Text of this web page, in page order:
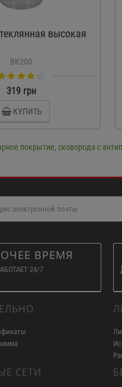
высокая
ВК200
319 грн
КУПИТЬ
покрытие, сковорода с
ВРЕМЯ
24/7
СЕТИ